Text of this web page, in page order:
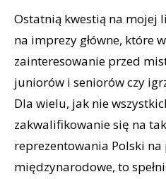
Ostatnią kwestią na mojej
na imprezy główne, które
zainteresowanie przed
juniorów i seniorów czy
Dla wielu, jak nie
zakwalifikowanie się na
reprezentowania Polski
międzynarodowe, to